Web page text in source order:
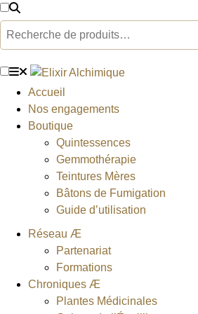
Aller
au
contenu
Rechercher
Accueil
Nos engagements
Boutique
Quintessences
Gemmothérapie
Teintures Mères
Bâtons de Fumigation
Guide d’utilisation
Réseau Æ
Partenariat
Formations
Chroniques Æ
Plantes Médicinales